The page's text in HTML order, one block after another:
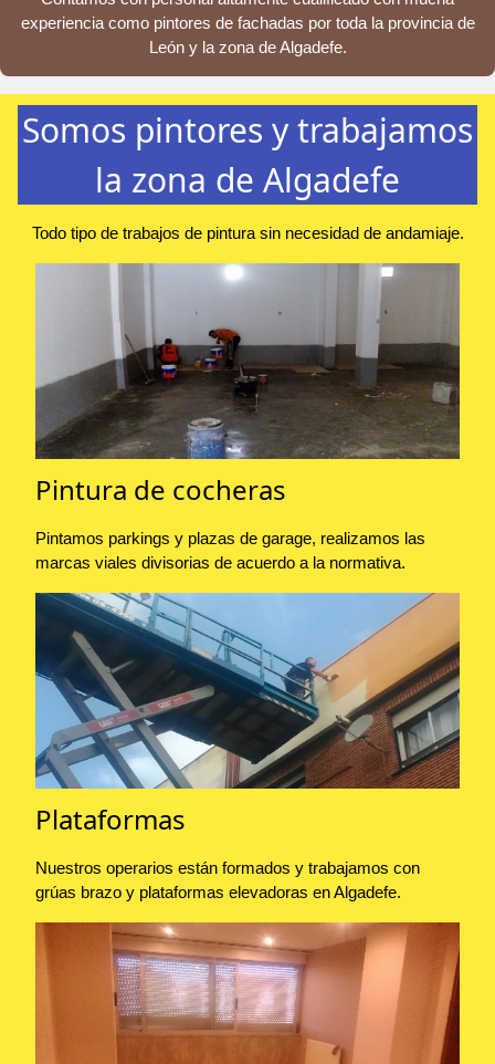
experiencia como pintores de fachadas por toda la provincia de
León y la zona de Algadefe.
Somos pintores y trabajamos
la zona de Algadefe
Todo tipo de trabajos de pintura sin necesidad de andamiaje.
Pintura de cocheras
Pintamos parkings y plazas de garage, realizamos las
marcas viales divisorias de acuerdo a la normativa.
Plataformas
Nuestros operarios están formados y trabajamos con
grúas brazo y plataformas elevadoras en Algadefe.